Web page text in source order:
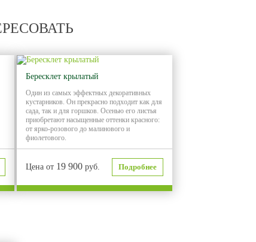
Бересклет крылатый
Один из самых эффектных декоративных
кустарников. Он прекрасно подходит как для
сада, так и для горшков. Осенью его листья
приобретают насыщенные оттенки красного:
от ярко-розового до малинового и
фиолетового.
Цена от 19 900 руб. Подробнее